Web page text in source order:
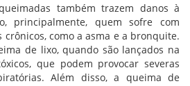
também trazem danos à
principalmente, quem sofre com
como a asma e a bronquite.
de lixo, quando são lançados na
que podem provocar severas
Além disso, a queima de